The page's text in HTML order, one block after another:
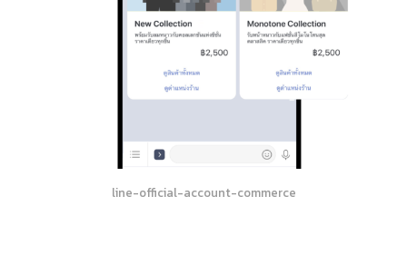
line-official-account-commerce